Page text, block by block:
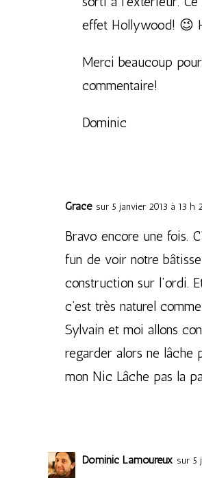
effet Hollywood! 😉
Merci beaucoup
commentaire!
Dominic
Grace sur 5 janvier 2013 à 13 h
Bravo encore une fois.
fun de voir notre
construction sur l’ordi.
c’est très naturel
Sylvain et moi allons
regarder alors ne lâche
mon Nic Lâche pas la
Dominic Lamoureux sur 5